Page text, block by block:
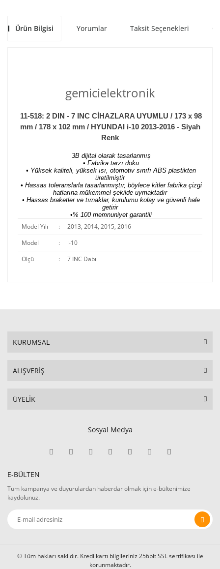
Ürün Bilgisi Yorumlar Taksit Seçenekleri
gemicielektronik
11-518: 2 DIN - 7 INC CİHAZLARA UYUMLU / 173 x 98
mm / 178 x 102 mm / HYUNDAI i-10 2013-2016 - Siyah
Renk
3B dijital olarak tasarlanmış
• Fabrika tarzı doku
• Yüksek kaliteli, yüksek ısı, otomotiv sınıfı ABS plastikten
üretilmiştir
• Hassas toleranslarla tasarlanmıştır, böylece kitler fabrika çizgi
hatlarına mükemmel şekilde uymaktadır
• Hassas braketler ve tırnaklar, kurulumu kolay ve güvenli hale
getirir
•% 100 memnuniyet garantili
Model Yılı :
2013, 2014, 2015, 2016
Model
:
i-10
Ölçü
: 7 INC Dabıl
KURUMSAL
ALIŞVERİŞ
ÜYELİK
Sosyal Medya
E-BÜLTEN
Tüm kampanya ve duyurulardan haberdar olmak için e-bültenimize
kaydolunuz.
© Tüm hakları saklıdır. Kredi kartı bilgileriniz 256bit SSL sertifikası ile
korunmaktadır.